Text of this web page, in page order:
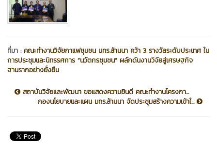
ที่มา : คณะทำงานวิจัยกาแฟชุมชน มทร.ล้านนา คว้า 3 รางวัลระดับประเทศ ใน
การประชุมและนิทรรศการ “นวัตกรชุมชน” ผลักดันงานวิจัยสู่เศรษฐกิจ
ฐานรากอย่างยั่งยืน
สถาบันวิจัยและพัฒนา ขอแสดงความยินดี คณะทำงานโครงกา...
กองนโยบายและแผน มทร.ล้านนา จัดประชุมสร้างความเข้าใ...